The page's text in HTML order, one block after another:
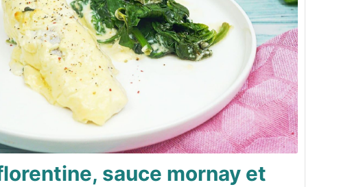
sauce mornay et